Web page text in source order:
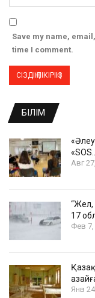
Save my name,
time I comment.
БІЛІМ
Авг
“Жел,
17
Фев 7,
Янв